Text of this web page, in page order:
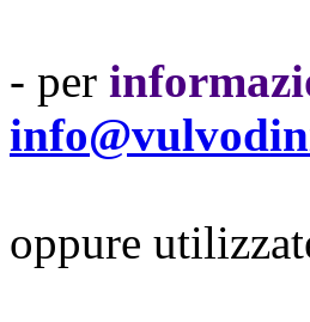
- per
oppure